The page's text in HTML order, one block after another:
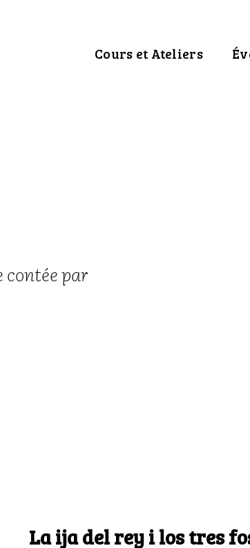
Cours et Ateliers
contée par
La ija del rey i los tres